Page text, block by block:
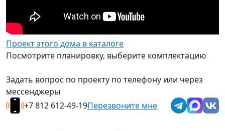
Проект этого дома в каталоге
Посмотрите планировку, выберите комплектацию
Задать вопрос по проекту по телефону или через
мессенджеры
+7 812 612-49-19Перезвоните мне